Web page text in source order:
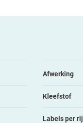
Afwerking
Kleefstof
Labels per rij